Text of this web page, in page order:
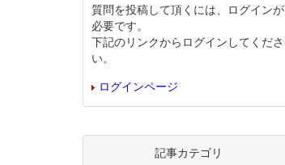
質問を投稿して頂くには、ログインが
必要です。
下記のリンクからログインしてくださ
い。
ログインページ
記事カテゴリ